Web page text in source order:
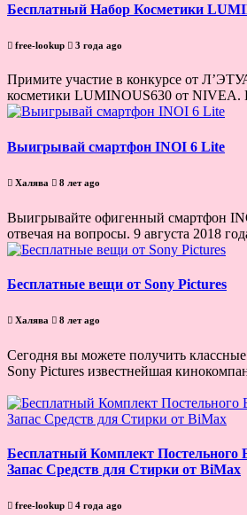
Бесплатный Набор Косметики
free-lookup 3 года ago
Примите участие в конкурсе от
косметики LUMINOUS630 от NIVEA.
Выигрывай смартфон INOI 6 Lite
Халява 8 лет ago
Выигрывайте офигенный смартфон
отвечая на вопросы. 9 августа 2018
Бесплатные вещи от Sony Pictures
Халява 8 лет ago
Сегодня вы можете получить
Sony Pictures известнейшая
Бесплатный Комплект Постельного
Запас Средств для Стирки от BiMax
free-lookup 4 года ago